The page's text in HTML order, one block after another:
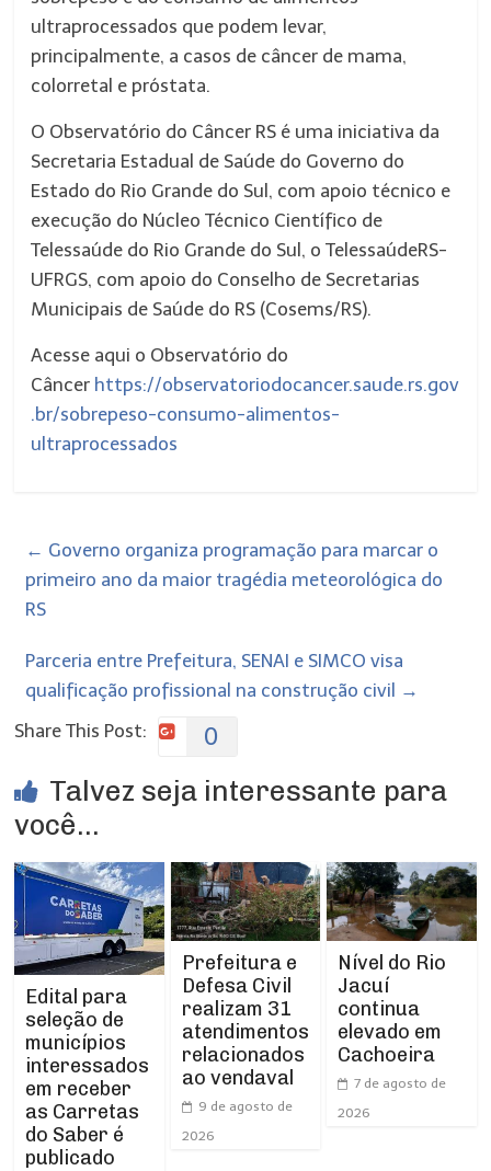
ultraprocessados que podem levar,
principalmente, a casos de câncer de mama,
colorretal e próstata.
O Observatório do Câncer RS é uma iniciativa da
Secretaria Estadual de Saúde do Governo do
Estado do Rio Grande do Sul, com apoio técnico e
execução do Núcleo Técnico Científico de
Telessaúde do Rio Grande do Sul, o TelessaúdeRS-
UFRGS, com apoio do Conselho de Secretarias
Municipais de Saúde do RS (Cosems/RS).
Acesse aqui o Observatório do
Câncer https://observatoriodocancer.saude.rs.gov
.br/sobrepeso-consumo-alimentos-
ultraprocessados
← Governo organiza programação para marcar o
primeiro ano da maior tragédia meteorológica do
RS
Parceria entre Prefeitura, SENAI e SIMCO visa
qualificação profissional na construção civil →
Share This Post:
0
Talvez seja interessante para
você...
Edital para
seleção de
municípios
interessados
em receber
as Carretas
do Saber é
publicado
Prefeitura e
Defesa Civil
realizam 31
atendimentos
relacionados
ao vendaval
9 de agosto de
2026
Nível do Rio
Jacuí
continua
elevado em
Cachoeira
7 de agosto de
2026